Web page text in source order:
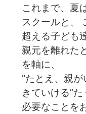
これまで、夏
スクールと、
超える子ども
親元を離れた
を軸に、
“たとえ、親
きていける”
必要なことを